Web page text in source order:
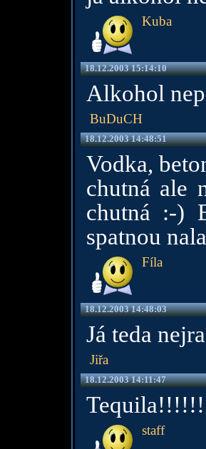
Kuba
18.12.2003 15:14:10
Alkohol
BuDuCH
18.12.2003 14:48:51
Vodka,
chutná ale
chutná :-)
spatnou
Fíla
18.12.2003 14:48:03
Já teda
Jiřa
18.12.2003 14:11:47
staff